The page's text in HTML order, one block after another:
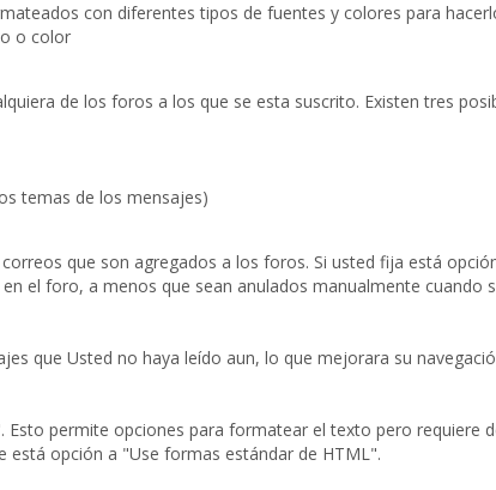
con diferentes tipos de fuentes y colores para
o color
de los foros a los que se esta suscrito. Existen tres
temas de los mensajes)
que son agregados a los foros. Si usted fija está
el foro, a menos que sean anulados manualmente cuando
que Usted no haya leído aun, lo que mejorara su
permite opciones para formatear el texto pero requiere
opción a "Use formas estándar de HTML".